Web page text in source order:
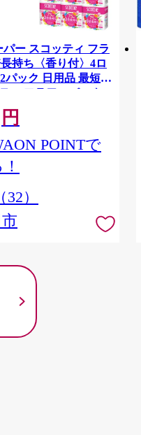
パー スコッティ フラ
持ち〈香り付〉4ロ
パック 日用品 最短翌
ィ フラワーパック
ー 日本製紙クレシ
円
POINTで
（32）